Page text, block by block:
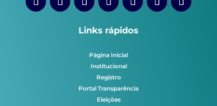
Links rápidos
Página Inicial
Institucional
Registro
Portal Transparência
Eleições